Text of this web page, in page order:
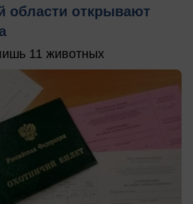
области открывают
11 животных